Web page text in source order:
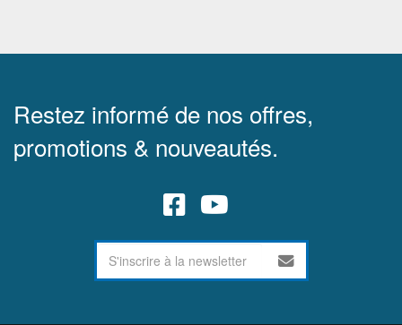
Restez informé de nos offres,
promotions & nouveautés.